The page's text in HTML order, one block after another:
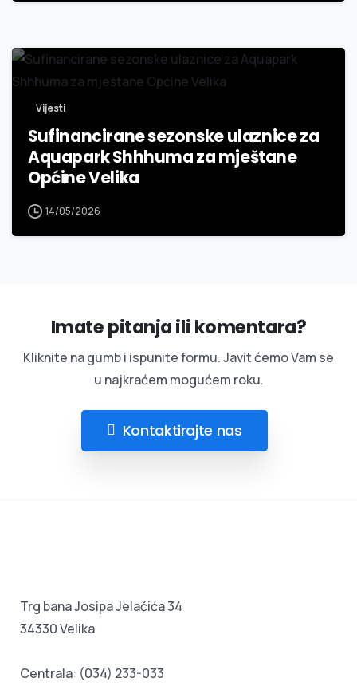
Vijesti
Sufinancirane sezonske ulaznice za
Aquapark Shhhuma za mještane
Općine Velika
14/05/2026
Imate pitanja ili komentara?
Kliknite na gumb i ispunite formu. Javit ćemo Vam se
u najkraćem mogućem roku.
Kontaktirajte nas
Trg bana Josipa Jelačića 34
34330 Velika
Centrala: (034) 233-033